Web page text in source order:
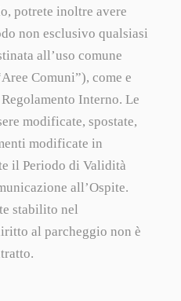
potrete inoltre avere
non esclusivo qualsiasi
all’uso comune
Comuni”), come e
Interno. Le
modificate, spostate,
modificate in
il Periodo di Validità
all’Ospite.
stabilito nel
al parcheggio non è